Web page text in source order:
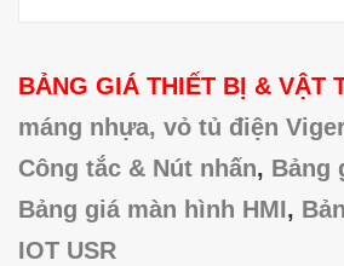
BẢNG GIÁ THIẾT BỊ & VẬT
máng nhựa, vỏ tủ điện Viger
Công tắc & Nút nhấn, Bảng
Bảng giá màn hình HMI,
IOT USR